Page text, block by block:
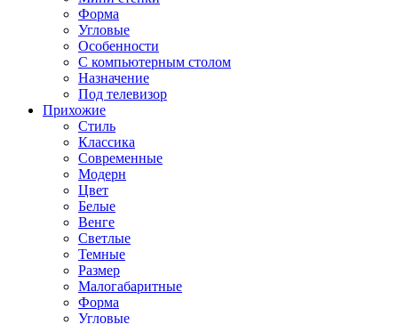
Форма
Угловые
Особенности
С компьютерным столом
Назначение
Под телевизор
Прихожие
Стиль
Классика
Современные
Модерн
Цвет
Белые
Венге
Светлые
Темные
Размер
Малогабаритные
Форма
Угловые